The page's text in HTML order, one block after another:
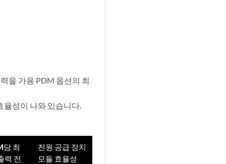
을 가용 PDM 옵션의 최
율성이 나와 있습니다.
당 최
력 전
전원 공급 장치
모듈 효율성